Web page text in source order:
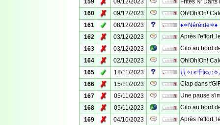
159
09/12/2023
Frites N' Darts
160
✗ 09/12/2023
Oh!Oh!Oh!
161
✓ 08/12/2023
♦⪼Néréide⪻♦
162
✗ 03/12/2023
Après l'effort,
163
✗ 03/12/2023
Cito au bord
164
✗ 02/12/2023
Oh!Oh!Oh!
165
✓ 18/11/2023
⎝⎝✧ʟє千
166
✗ 15/11/2023
Clap dans
167
✗ 05/11/2023
Une pause
168
✗ 05/11/2023
Cito au bord
169
✗ 04/10/2023
Après l'effort,